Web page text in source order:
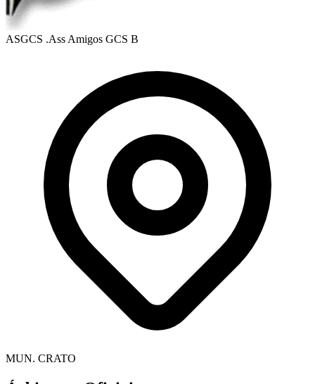
ASGCS .Ass Amigos GCS B
MUN. CRATO